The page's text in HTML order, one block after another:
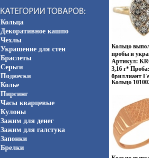
Кольца
Декоративное кашпо
Чехлы
Украшение для стен
Браслеты
Серьги
Подвески
Колье
Пирсинг
Часы кварцевые
Кулоны
Зажим для денег
Зажим для галстука
Запонки
Брелки
Кольцо
пробы и
Артикул:
3,16 г*
бриллиант
*Все
размера
огромной
камней,
каратах (1
причем цена
Кольцо